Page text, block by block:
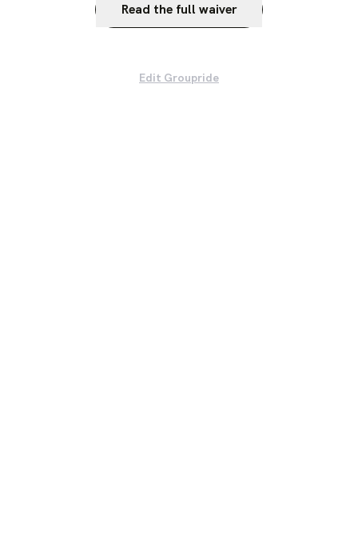
Read the full waiver
Edit Groupride